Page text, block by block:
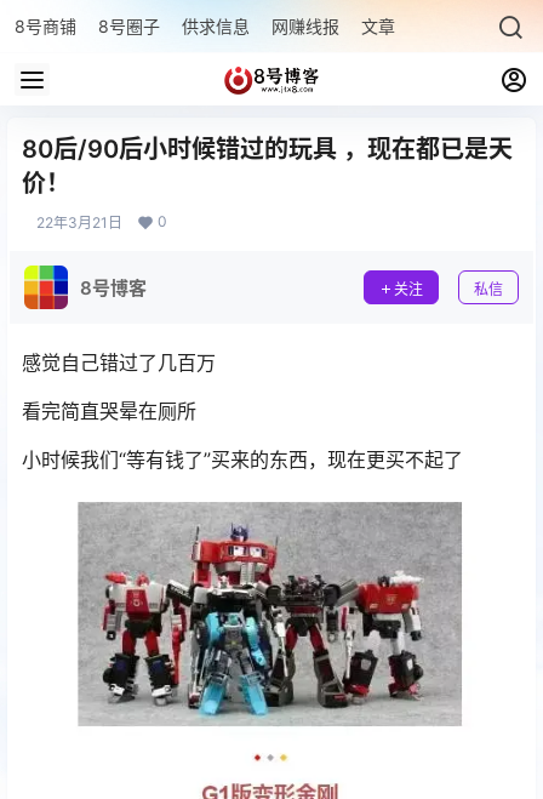
8号商铺 8号圈子 供求信息 网赚线报 文章专题 最新文章
80后/90后小时候错过的玩具 ，现在都已是天
价！
22年3月21日 0
8号博客 关注 私信
感觉自己错过了几百万
看完简直哭晕在厕所
小时候我们“等有钱了”买来的东西，现在更买不起了